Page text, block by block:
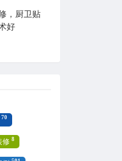
，厨卫贴
好
70
修 8